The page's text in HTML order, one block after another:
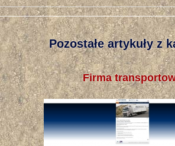
Pozostałe artykuły z
Firma